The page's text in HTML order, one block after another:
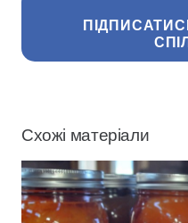
Схожі матеріали